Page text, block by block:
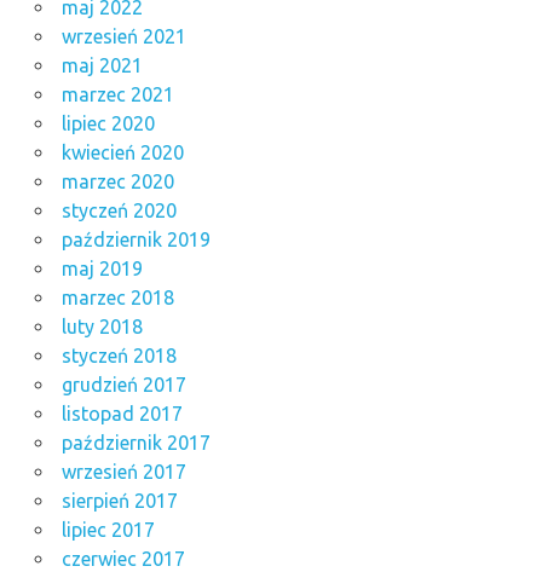
maj 2022
wrzesień 2021
maj 2021
marzec 2021
lipiec 2020
kwiecień 2020
marzec 2020
styczeń 2020
październik 2019
maj 2019
marzec 2018
luty 2018
styczeń 2018
grudzień 2017
listopad 2017
październik 2017
wrzesień 2017
sierpień 2017
lipiec 2017
czerwiec 2017